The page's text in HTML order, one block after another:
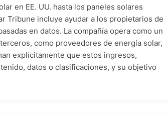
en EE. UU. hasta los paneles solares
Tribune incluye ayudar a los propietarios de
en datos. La compañía opera como un
como proveedores de energía solar,
explícitamente que estos ingresos,
datos o clasificaciones, y su objetivo